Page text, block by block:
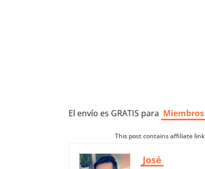
El envío es GRATIS para
This post contains affiliate
José